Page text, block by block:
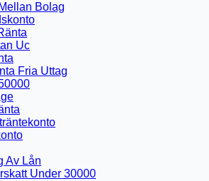
Bolag
Uc
Fria Uttag
Av Lån
Under 30000